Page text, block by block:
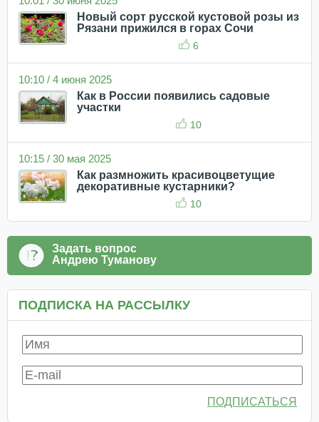
Новый сорт русской кустовой розы из
Рязани прижился в горах Сочи
6
10:10 / 4 июня 2025
Как в России появились садовые
участки
10
10:15 / 30 мая 2025
Как размножить красивоцветущие
декоративные кустарники?
10
Задать вопрос
Андрею Туманову
ПОДПИСКА НА РАССЫЛКУ
ПОДПИСАТЬСЯ